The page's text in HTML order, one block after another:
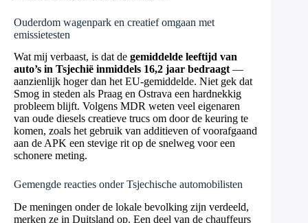
Ouderdom wagenpark en creatief omgaan met
emissietesten
Wat mij verbaast, is dat de gemiddelde leeftijd van
auto’s in Tsjechië inmiddels 16,2 jaar bedraagt —
aanzienlijk hoger dan het EU-gemiddelde. Niet gek dat
Smog in steden als Praag en Ostrava een hardnekkig
probleem blijft. Volgens MDR weten veel eigenaren
van oude diesels creatieve trucs om door de keuring te
komen, zoals het gebruik van additieven of voorafgaand
aan de APK een stevige rit op de snelweg voor een
schonere meting.
Gemengde reacties onder Tsjechische automobilisten
De meningen onder de lokale bevolking zijn verdeeld,
merken ze in Duitsland op. Een deel van de chauffeurs